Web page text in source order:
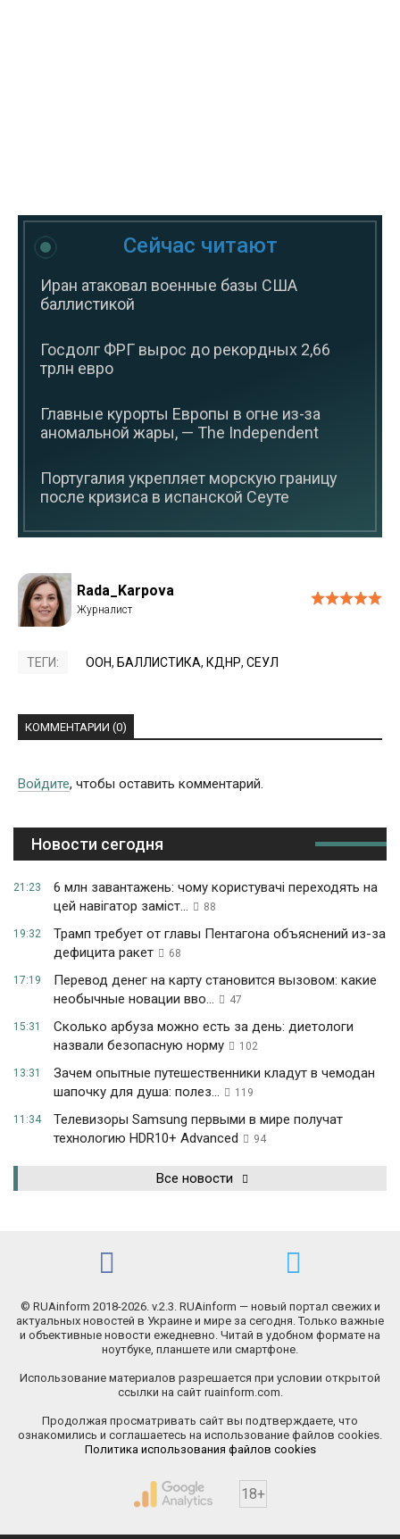
Сейчас читают
Иран атаковал военные базы США
баллистикой
Госдолг ФРГ вырос до рекордных 2,66
трлн евро
Главные курорты Европы в огне из-за
аномальной жары, — The Independent
Португалия укрепляет морскую границу
после кризиса в испанской Сеуте
Rada_Karpova
ТЕГИ: ООН, БАЛЛИСТИКА, КДНР, СЕУЛ
КОММЕНТАРИИ (0)
Войдите, чтобы оставить комментарий.
Новости сегодня
21:23
6 млн завантажень: чому користувачі переходять на
цей навігатор заміст...
88
19:32
Трамп требует от главы Пентагона объяснений из-за
дефицита ракет
68
17:19
Перевод денег на карту становится вызовом: какие
необычные новации вво...
47
15:31
Сколько арбуза можно есть за день: диетологи
назвали безопасную норму
102
13:31
Зачем опытные путешественники кладут в чемодан
шапочку для душа: полез...
119
11:34
Телевизоры Samsung первыми в мире получат
технологию HDR10+ Advanced
94
Все новости
© RUAinform 2018-2026. v.2.3. RUAinform — новый портал свежих и
актуальных новостей в Украине и мире за сегодня. Только важные
и объективные новости ежедневно. Читай в удобном формате на
ноутбуке, планшете или смартфоне.
Использование материалов разрешается при условии открытой
ссылки на сайт ruainform.com.
Продолжая просматривать сайт вы подтверждаете, что
ознакомились и соглашаетесь на использование файлов cookies.
Политика использования файлов cookies
18+